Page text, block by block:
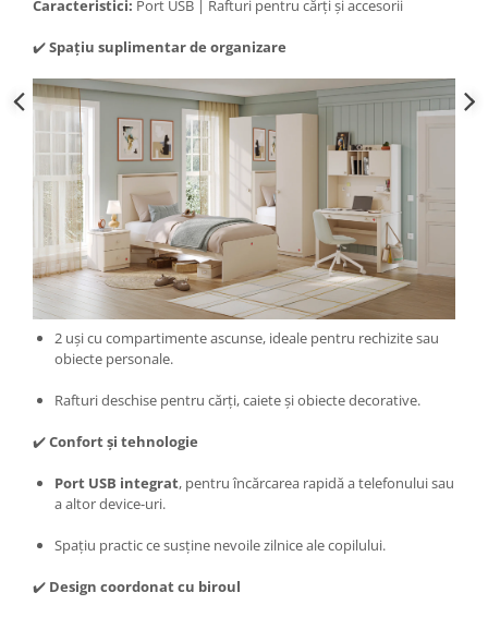
Caracteristici: Port USB | Rafturi pentru cărți și accesorii
✔️Spațiu suplimentar de organizare
2 uși cu compartimente ascunse, ideale pentru rechizite sau
obiecte personale.
Rafturi deschise pentru cărți, caiete și obiecte decorative.
✔️Confort și tehnologie
Port USB integrat, pentru încărcarea rapidă a telefonului sau
a altor device-uri.
Spațiu practic ce susține nevoile zilnice ale copilului.
✔️ Design coordonat cu biroul